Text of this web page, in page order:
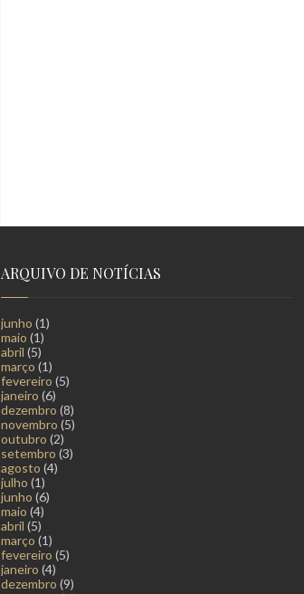
ARQUIVO DE NOTÍCIAS
junho (1)
maio (1)
abril (5)
março (1)
fevereiro (5)
janeiro (6)
dezembro (8)
novembro (5)
outubro (2)
setembro (3)
agosto (4)
julho (1)
junho (6)
maio (4)
abril (5)
março (1)
fevereiro (5)
janeiro (4)
dezembro (9)